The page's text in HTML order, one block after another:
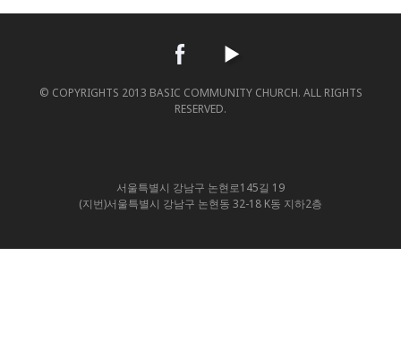
© COPYRIGHTS 2013 BASIC COMMUNITY CHURCH. ALL RIGHTS
RESERVED.
서울특별시 강남구 논현로145길 19
(지번)서울특별시 강남구 논현동 32-18 K동 지하2층